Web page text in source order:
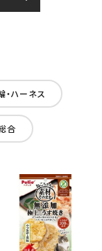
・ハーネス
合